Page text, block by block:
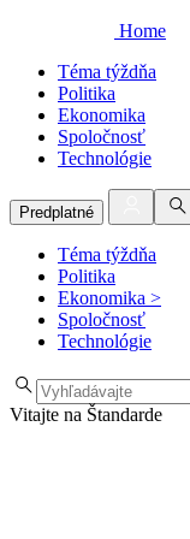
Home
Téma týždňa
Politika
Ekonomika
Spoločnosť
Technológie
Predplatné
Téma týždňa
Politika
Ekonomika >
Spoločnosť
Technológie
Vitajte na Štandarde